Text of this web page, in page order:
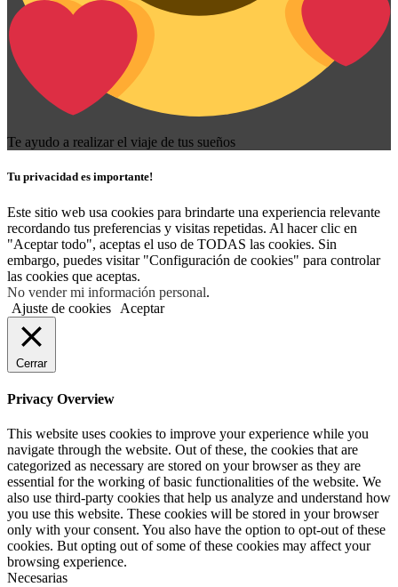
Te ayudo a realizar el viaje de tus sueños
Tu privacidad es importante!
Este sitio web usa cookies para brindarte una experiencia relevante
recordando tus preferencias y visitas repetidas. Al hacer clic en
"Aceptar todo", aceptas el uso de TODAS las cookies. Sin
embargo, puedes visitar "Configuración de cookies" para controlar
las cookies que aceptas.
No vender mi información personal.
Ajuste de cookies
Aceptar
Cerrar
Privacy Overview
This website uses cookies to improve your experience while you
navigate through the website. Out of these, the cookies that are
categorized as necessary are stored on your browser as they are
essential for the working of basic functionalities of the website. We
also use third-party cookies that help us analyze and understand how
you use this website. These cookies will be stored in your browser
only with your consent. You also have the option to opt-out of these
cookies. But opting out of some of these cookies may affect your
browsing experience.
Necesarias